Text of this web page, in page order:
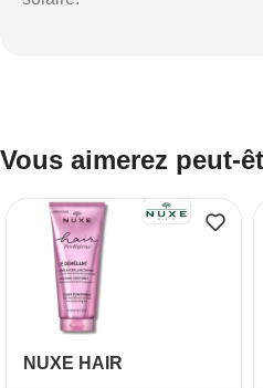
Vous aimerez peut-
NUXE HAIR